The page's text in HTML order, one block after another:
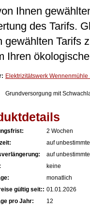
Ihnen
des Tarifs.
gewählten Tarifs
Ihren
Elektrizitätswerk Wennenmühle
Grundversorgung mit
2 Wochen
auf
auf
keine
monatlich
gültig seit:: 01.01.2026
pro Jahr:
12